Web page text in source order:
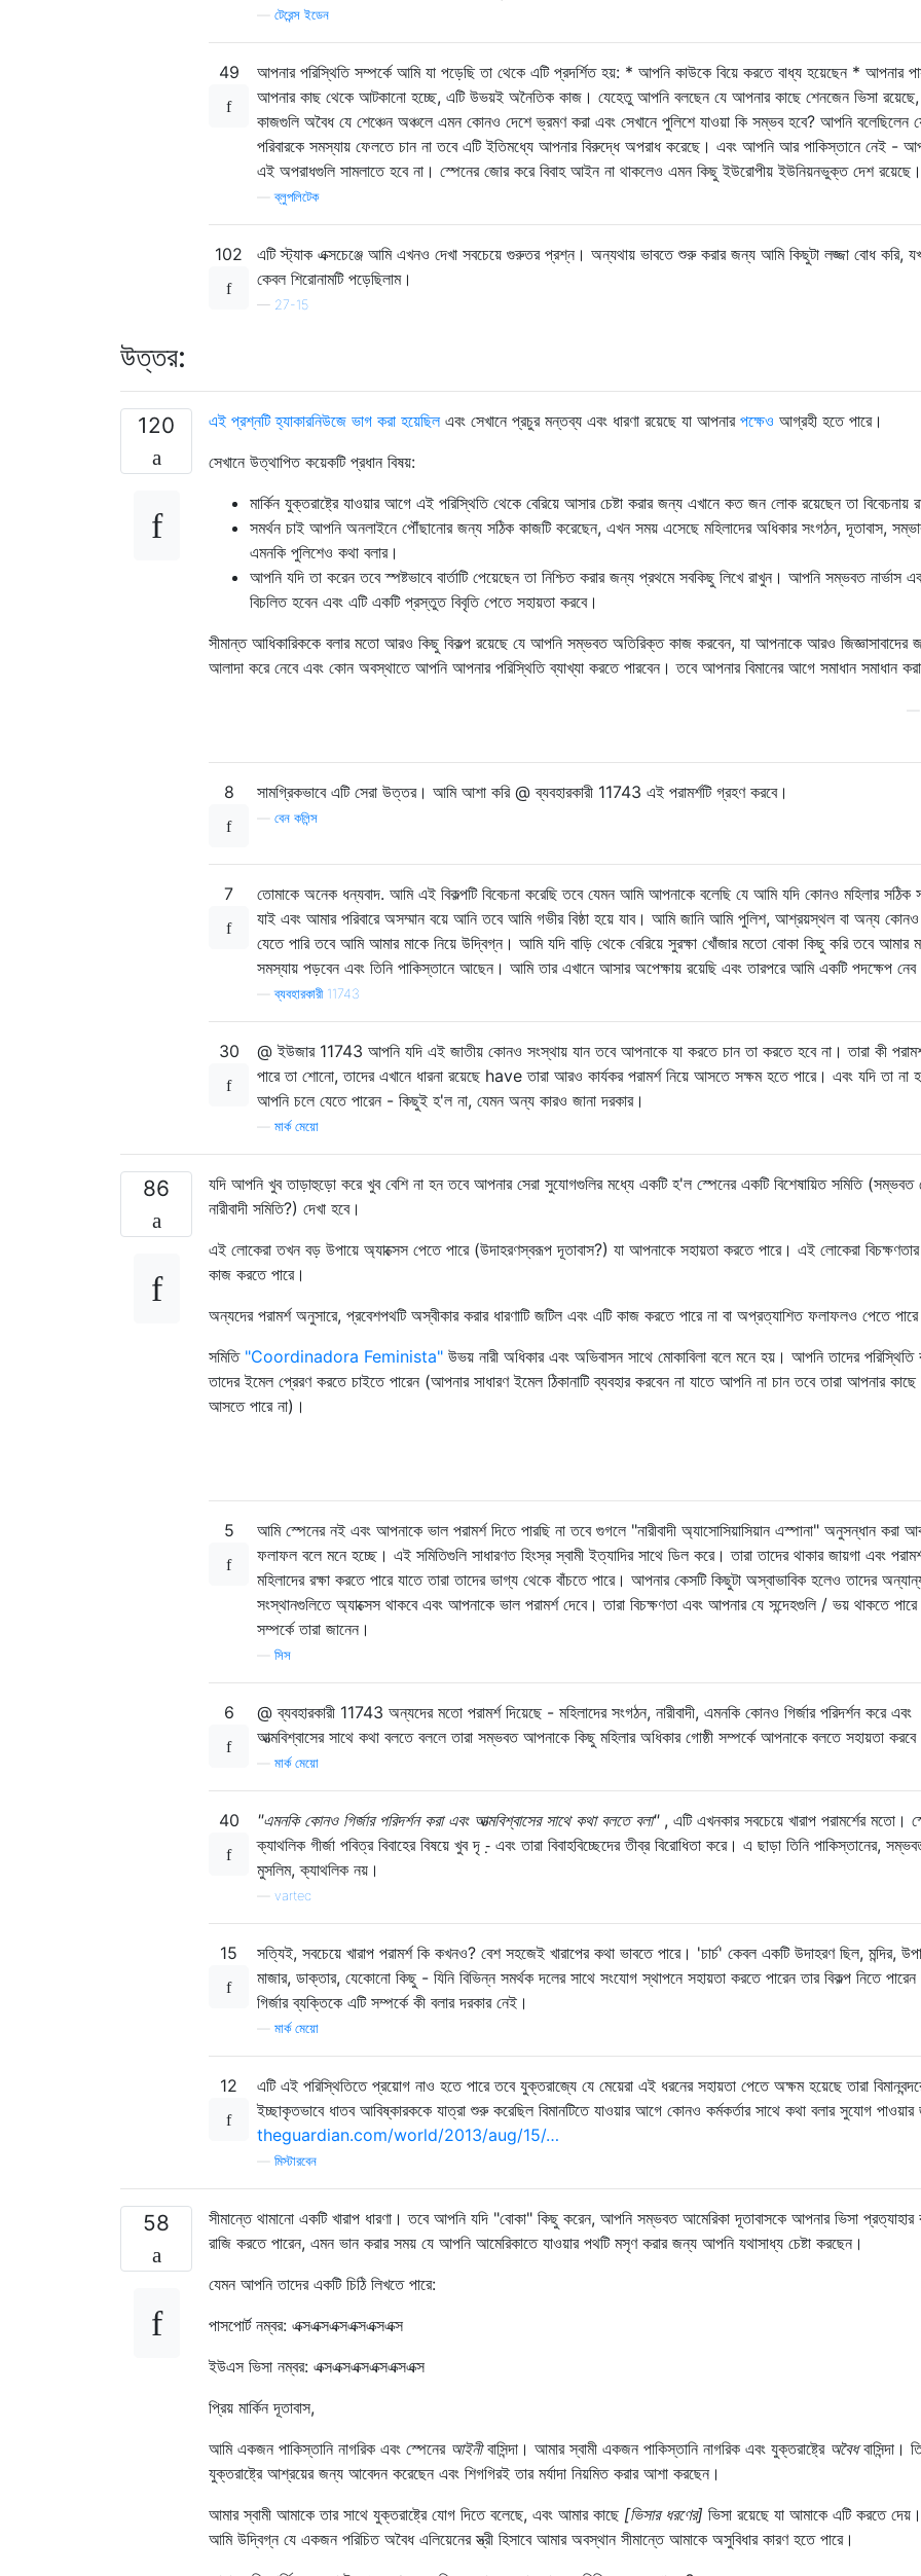
টেরেন্স ইডেন
49
আপনার পরিস্থিতি সম্পর্কে আমি যা পড়েছি তা থেকে এটি প্রদর্শিত হয়: * আপনি কাউকে বিয়ে করতে বাধ্য হয়েছেন * আপনার
আপনার কাছ থেকে আটকানো হচ্ছে, এটি উভয়ই অনৈতিক কাজ। যেহেতু আপনি বলছেন যে আপনার কাছে শেনজেন ভিসা
কাজগুলি অবৈধ যে শেঞ্চেন অঞ্চলে এমন কোনও দেশে ভ্রমণ করা এবং সেখানে পুলিশে যাওয়া কি সম্ভব হবে? আপনি বলেছিলেন
পরিবারকে সমস্যায় ফেলতে চান না তবে এটি ইতিমধ্যে আপনার বিরুদ্ধে অপরাধ করেছে। এবং আপনি আর পাকিস্তানে নেই -
এই অপরাধগুলি সামলাতে হবে না। স্পেনের জোর করে বিবাহ আইন না থাকলেও এমন কিছু ইউরোপীয় ইউনিয়নভুক্ত দেশ রয়েছে।
—ব্লুপলিটেক
102
এটি স্ট্যাক এক্সচেঞ্জে আমি এখনও দেখা সবচেয়ে গুরুতর প্রশ্ন। অন্যথায় ভাবতে শুরু করার জন্য আমি কিছুটা লজ্জা বোধ করি,
কেবল শিরোনামটি পড়েছিলাম।
— 27-15
উত্তর:
120 এই প্রশ্নটি হ্যাকারনিউজে ভাগ করা হয়েছিলএবং সেখানে প্রচুর মন্তব্য এবং ধারণা রয়েছে যা আপনার পক্ষেও আগ্রহী হতে পারে।
সেখানে উত্থাপিত কয়েকটি প্রধান বিষয়:
মার্কিন যুক্তরাষ্ট্রে যাওয়ার আগে এই পরিস্থিতি থেকে বেরিয়ে আসার চেষ্টা করার জন্য এখানে কত জন লোক রয়েছেন তা বিবেচনায়
সমর্থন চাই আপনি অনলাইনে পৌঁছানোর জন্য সঠিক কাজটি করেছেন, এখন সময় এসেছে মহিলাদের অধিকার সংগঠন, দূতাবাস,
এমনকি পুলিশেও কথা বলার।
আপনি যদি তা করেন তবে স্পষ্টভাবে বার্তাটি পেয়েছেন তা নিশ্চিত করার জন্য প্রথমে সবকিছু লিখে রাখুন। আপনি সম্ভবত নার্ভাস
বিচলিত হবেন এবং এটি একটি প্রস্তুত বিবৃতি পেতে সহায়তা করবে।
সীমান্ত আধিকারিককে বলার মতো আরও কিছু বিকল্প রয়েছে যে আপনি সম্ভবত অতিরিক্ত কাজ করবেন, যা আপনাকে আরও জিজ্ঞাসাবাদের
আলাদা করে নেবে এবং কোন অবস্থাতে আপনি আপনার পরিস্থিতি ব্যাখ্যা করতে পারবেন। তবে আপনার বিমানের আগে সমাধান সমাধান
8 সামগ্রিকভাবে এটি সেরা উত্তর। আমি আশা করি @ ব্যবহারকারী 11743 এই পরামর্শটি গ্রহণ করবে।
বেন কলিন্স
7
তোমাকে অনেক ধন্যবাদ. আমি এই বিকল্পটি বিবেচনা করেছি তবে যেমন আমি আপনাকে বলেছি যে আমি যদি কোনও মহিলার সঠিক
যাই এবং আমার পরিবারে অসম্মান বয়ে আনি তবে আমি গভীর বিষ্ঠা হয়ে যাব। আমি জানি আমি পুলিশ, আশ্রয়স্থল বা অন্য কোনও
যেতে পারি তবে আমি আমার মাকে নিয়ে উদ্বিগ্ন। আমি যদি বাড়ি থেকে বেরিয়ে সুরক্ষা খোঁজার মতো বোকা কিছু করি তবে আমার
সমস্যায় পড়বেন এবং তিনি পাকিস্তানে আছেন। আমি তার এখানে আসার অপেক্ষায় রয়েছি এবং তারপরে আমি একটি পদক্ষেপ
—ব্যবহারকারী 11743
30
@ ইউজার 11743 আপনি যদি এই জাতীয় কোনও সংস্থায় যান তবে আপনাকে যা করতে চান তা করতে হবে না। তারা কী
পারে তা শোনো, তাদের এখানে ধারনা রয়েছে have তারা আরও কার্যকর পরামর্শ নিয়ে আসতে সক্ষম হতে পারে। এবং যদি তা না
আপনি চলে যেতে পারেন - কিছুই হ'ল না, যেমন অন্য কারও জানা দরকার।
মার্ক মেয়ো
86
যদি আপনি খুব তাড়াহুড়ো করে খুব বেশি না হন তবে আপনার সেরা সুযোগগুলির মধ্যে একটি হ'ল স্পেনের একটি বিশেষায়িত সমিতি
নারীবাদী সমিতি?) দেখা হবে।
এই লোকেরা তখন বড় উপায়ে অ্যাক্সেস পেতে পারে (উদাহরণস্বরূপ দূতাবাস?) যা আপনাকে সহায়তা করতে পারে। এই লোকেরা বিচক্ষণতার
কাজ করতে পারে।
অন্যদের পরামর্শ অনুসারে, প্রবেশপথটি অস্বীকার করার ধারণাটি জটিল এবং এটি কাজ করতে পারে না বা অপ্রত্যাশিত ফলাফলও পেতে
সমিতি "Coordinadora Feminista" উভয় নারী অধিকার এবং অভিবাসন সাথে মোকাবিলা বলে মনে হয়। আপনি তাদের পরিস্থিতি
তাদের ইমেল প্রেরণ করতে চাইতে পারেন (আপনার সাধারণ ইমেল ঠিকানাটি ব্যবহার করবেন না যাতে আপনি না চান তবে তারা আপনার কাছে
আসতে পারে না)।
5
আমি স্পেনের নই এবং আপনাকে ভাল পরামর্শ দিতে পারছি না তবে গুগলে "নারীবাদী অ্যাসোসিয়াসিয়ান এস্পানা" অনুসন্ধান করা
ফলাফল বলে মনে হচ্ছে। এই সমিতিগুলি সাধারণত হিংস্র স্বামী ইত্যাদির সাথে ডিল করে। তারা তাদের থাকার জায়গা এবং
মহিলাদের রক্ষা করতে পারে যাতে তারা তাদের ভাগ্য থেকে বাঁচতে পারে। আপনার কেসটি কিছুটা অস্বাভাবিক হলেও তাদের
সংস্থানগুলিতে অ্যাক্সেস থাকবে এবং আপনাকে ভাল পরামর্শ দেবে। তারা বিচক্ষণতা এবং আপনার যে সন্দেহগুলি / ভয় থাকতে পারে
সম্পর্কে তারা জানেন।
সিস
6
@ ব্যবহারকারী 11743 অন্যদের মতো পরামর্শ দিয়েছে - মহিলাদের সংগঠন, নারীবাদী, এমনকি কোনও গির্জার পরিদর্শন করে এবং
আত্মবিশ্বাসের সাথে কথা বলতে বললে তারা সম্ভবত আপনাকে কিছু মহিলার অধিকার গোষ্ঠী সম্পর্কে আপনাকে বলতে সহায়তা
মার্ক মেয়ো
40 "এমনকি কোনও গির্জার পরিদর্শন করা এবং আত্মবিশ্বাসের সাথে কথা বলতে বলা", এটি এখনকার সবচেয়ে খারাপ পরামর্শের মতো।
ক্যাথলিক গীর্জা পবিত্র বিবাহের বিষয়ে খুব দৃ -় এবং তারা বিবাহবিচ্ছেদের তীব্র বিরোধিতা করে। এ ছাড়া তিনি পাকিস্তানের,
মুসলিম, ক্যাথলিক নয়।
vartec
15
সত্যিই, সবচেয়ে খারাপ পরামর্শ কি কখনও? বেশ সহজেই খারাপের কথা ভাবতে পারে। 'চার্চ' কেবল একটি উদাহরণ ছিল, মন্দির,
মাজার, ডাক্তার, যেকোনো কিছু - যিনি বিভিন্ন সমর্থক দলের সাথে সংযোগ স্থাপনে সহায়তা করতে পারেন তার বিকল্প নিতে
গির্জার ব্যক্তিকে এটি সম্পর্কে কী বলার দরকার নেই।
মার্ক মেয়ো
12
এটি এই পরিস্থিতিতে প্রয়োগ নাও হতে পারে তবে যুক্তরাজ্যে যে মেয়েরা এই ধরনের সহায়তা পেতে অক্ষম হয়েছে তারা
ইচ্ছাকৃতভাবে ধাতব আবিষ্কারককে যাত্রা শুরু করেছিল বিমানটিতে যাওয়ার আগে কোনও কর্মকর্তার সাথে কথা বলার সুযোগ
theguardian.com/world/2013/aug/15/…
মিস্টারবেন
58
সীমান্তে থামানো একটি খারাপ ধারণা। তবে আপনি যদি "বোকা" কিছু করেন, আপনি সম্ভবত আমেরিকা দূতাবাসকে আপনার ভিসা প্রত্যাহার
রাজি করতে পারেন, এমন ভান করার সময় যে আপনি আমেরিকাতে যাওয়ার পথটি মসৃণ করার জন্য আপনি যথাসাধ্য চেষ্টা করছেন।
যেমন আপনি তাদের একটি চিঠি লিখতে পারে:
পাসপোর্ট নম্বর: এক্সএক্সএক্সএক্সএক্সএক্স
ইউএস ভিসা নম্বর: এক্সএক্সএক্সএক্সএক্সএক্স
প্রিয় মার্কিন দূতাবাস,
আমি একজন পাকিস্তানি নাগরিক এবং স্পেনের আইনীবাসিন্দা। আমার স্বামী একজন পাকিস্তানি নাগরিক এবং যুক্তরাষ্ট্রে অবৈধবাসিন্দা।
যুক্তরাষ্ট্রে আশ্রয়ের জন্য আবেদন করেছেন এবং শিগগিরই তার মর্যাদা নিয়মিত করার আশা করছেন।
আমার স্বামী আমাকে তার সাথে যুক্তরাষ্ট্রে যোগ দিতে বলেছে, এবং আমার কাছে [ভিসার ধরণের] ভিসা রয়েছে যা আমাকে এটি করতে
আমি উদ্বিগ্ন যে একজন পরিচিত অবৈধ এলিয়েনের স্ত্রী হিসাবে আমার অবস্থান সীমান্তে আমাকে অসুবিধার কারণ হতে পারে।